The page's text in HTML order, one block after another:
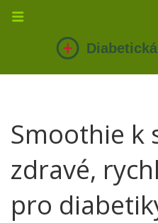
Smoothie k
zdravé,
pro